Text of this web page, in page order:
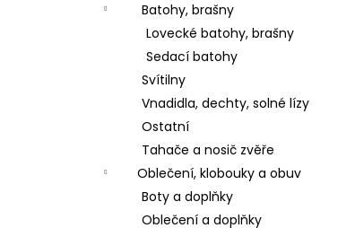
Batohy, brašny
Lovecké batohy, brašny
Sedací batohy
Svítilny
Vnadidla, dechty, solné lízy
Ostatní
Tahače a nosič zvěře
Oblečení, klobouky a obuv
Boty a doplňky
Oblečení a doplňky